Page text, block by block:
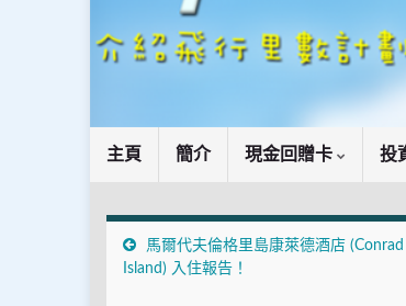
主頁 簡介 現金回贈卡 投
馬爾代夫倫格里島康萊德酒店
Island) 入住報告！